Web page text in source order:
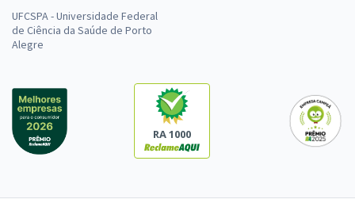
UFCSPA - Universidade Federal
de Ciência da Saúde de Porto
Alegre
RA 1000